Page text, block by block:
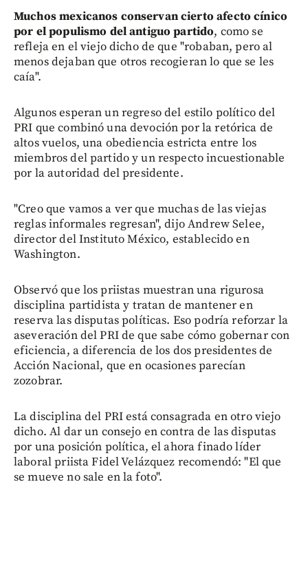
Muchos mexicanos conservan cierto afecto cínico
por el populismo del antiguo partido, como se
refleja en el viejo dicho de que "robaban, pero al
menos dejaban que otros recogieran lo que se les
caía".
Algunos esperan un regreso del estilo político del
PRI que combinó una devoción por la retórica de
altos vuelos, una obediencia estricta entre los
miembros del partido y un respecto incuestionable
por la autoridad del presidente.
"Creo que vamos a ver que muchas de las viejas
reglas informales regresan", dijo Andrew Selee,
director del Instituto México, establecido en
Washington.
Observó que los priistas muestran una rigurosa
disciplina partidista y tratan de mantener en
reserva las disputas políticas. Eso podría reforzar la
aseveración del PRI de que sabe cómo gobernar con
eficiencia, a diferencia de los dos presidentes de
Acción Nacional, que en ocasiones parecían
zozobrar.
La disciplina del PRI está consagrada en otro viejo
dicho. Al dar un consejo en contra de las disputas
por una posición política, el ahora finado líder
laboral priista Fidel Velázquez recomendó: "El que
se mueve no sale en la foto".